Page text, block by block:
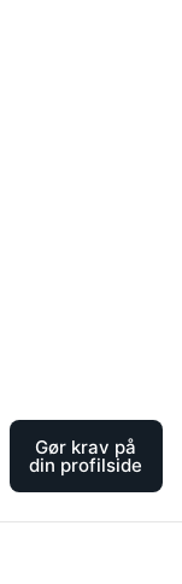
Gør krav på
din profilside